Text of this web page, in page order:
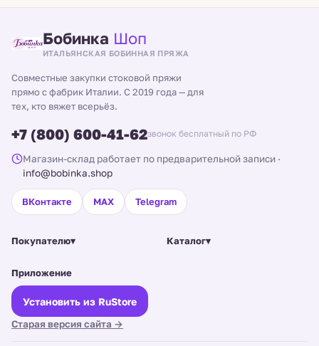
Бобинка Шоп
ИТАЛЬЯНСКАЯ БОБИННАЯ ПРЯЖА
Совместные закупки стоковой пряжи
прямо с фабрик Италии. С 2019 года — для
тех, кто вяжет всерьёз.
+7 (800) 600-41-62звонок бесплатный по РФ
Магазин-склад работает по предварительной записи ·
info@bobinka.shop
ВКонтакте MAX Telegram
Покупателю▾ Каталог▾
Приложение
Установить из RuStore
Старая версия сайта →